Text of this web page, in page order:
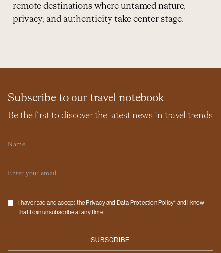
remote destinations where untamed nature,
privacy, and authenticity take center stage.
Subscribe to our travel notebook
Be the first to discover the latest news in travel trends
Checkbox
I have read and accept the Privacy and Data Protection Policy* and I know
that I can unsubscribe at any time.